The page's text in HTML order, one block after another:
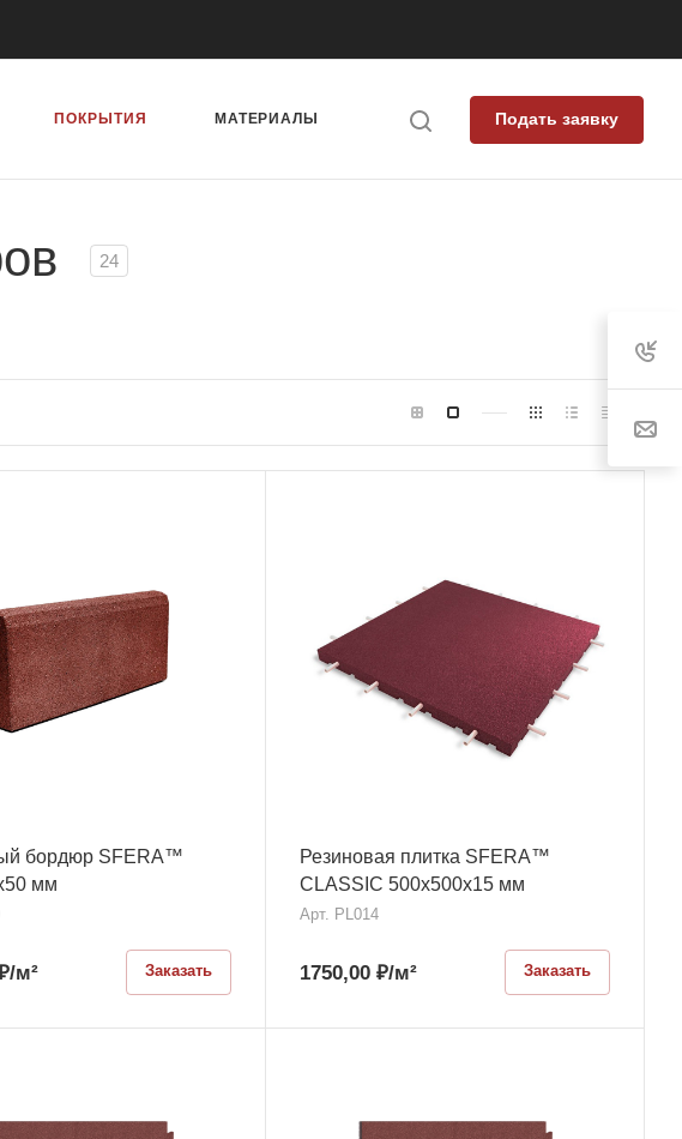
ПОКРЫТИЯ МАТЕРИАЛЫ Подать заявку
24
бордюр SFERA™
мм
/м² Заказать
Резиновая плитка SFERA™
CLASSIC 500х500x15 мм
Арт. PL014
1750,00 ₽/м² Заказать